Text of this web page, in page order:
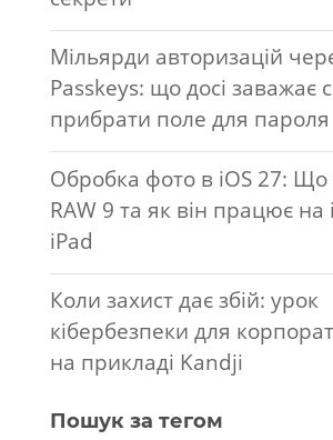
Мільярди авторизацій
Passkeys: що досі заважає
прибрати поле для пароля
Обробка фото в iOS 27: Що
RAW 9 та як він працює на
iPad
Коли захист дає збій: урок
кібербезпеки для
на прикладі Kandji
Пошук за тегом